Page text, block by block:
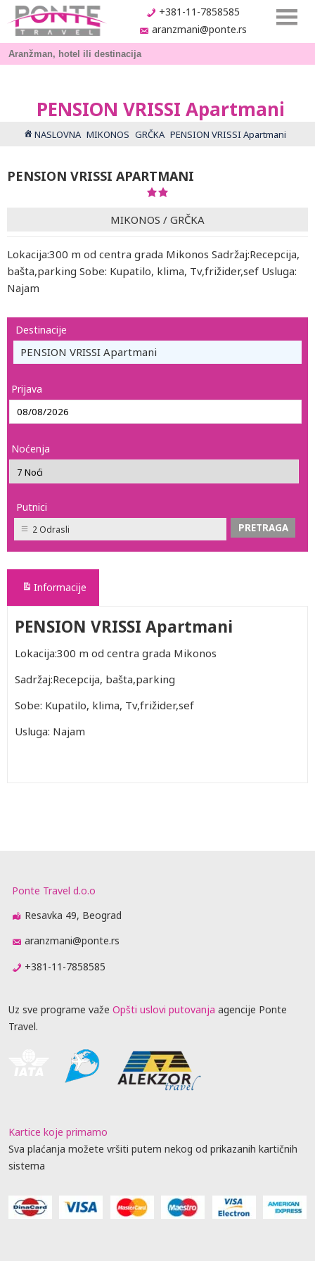
+381-11-7858585
aranzmani@ponte.rs
PENSION VRISSI Apartmani
NASLOVNA MIKONOS GRČKA PENSION VRISSI Apartmani
PENSION VRISSI APARTMANI
MIKONOS / GRČKA
Lokacija:300 m od centra grada Mikonos Sadržaj:Recepcija,
bašta,parking Sobe: Kupatilo, klima, Tv,frižider,sef Usluga:
Najam
Destinacije
PENSION VRISSI Apartmani
Prijava
Noćenja
Putnici
2 Odrasli
Informacije
PENSION VRISSI Apartmani
Lokacija:300 m od centra grada Mikonos
Sadržaj:Recepcija, bašta,parking
Sobe: Kupatilo, klima, Tv,frižider,sef
Usluga: Najam
Ponte Travel d.o.o
Resavka 49, Beograd
aranzmani@ponte.rs
+381-11-7858585
Uz sve programe važe Opšti uslovi putovanja agencije Ponte
Travel.
Kartice koje primamo
Sva plaćanja možete vršiti putem nekog od prikazanih kartičnih
sistema